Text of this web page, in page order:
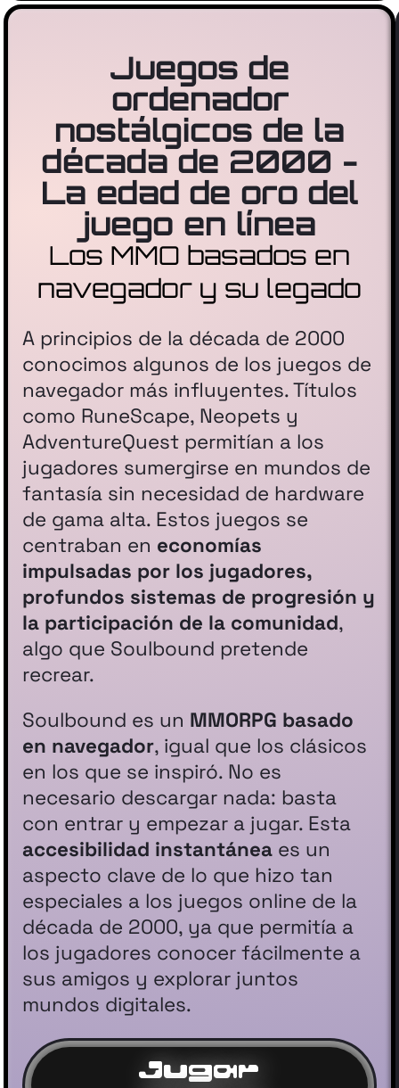
Juegos de
ordenador
nostálgicos de la
década de 2000 -
La edad de oro del
juego en línea
Los MMO basados en
navegador y su legado
A principios de la década de 2000
conocimos algunos de los juegos de
navegador más influyentes. Títulos
como RuneScape, Neopets y
AdventureQuest permitían a los
jugadores sumergirse en mundos de
fantasía sin necesidad de hardware
de gama alta. Estos juegos se
centraban en economías
impulsadas por los jugadores,
profundos sistemas de progresión y
la participación de la comunidad,
algo que Soulbound pretende
recrear.
Soulbound es un MMORPG basado
en navegador, igual que los clásicos
en los que se inspiró. No es
necesario descargar nada: basta
con entrar y empezar a jugar. Esta
accesibilidad instantánea es un
aspecto clave de lo que hizo tan
especiales a los juegos online de la
década de 2000, ya que permitía a
los jugadores conocer fácilmente a
sus amigos y explorar juntos
mundos digitales.
Jugar